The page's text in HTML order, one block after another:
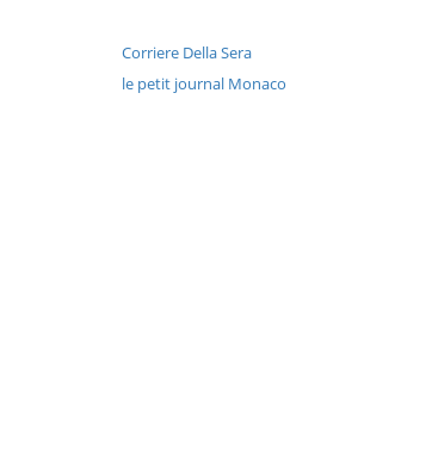
Corriere Della Sera
le petit journal Monaco